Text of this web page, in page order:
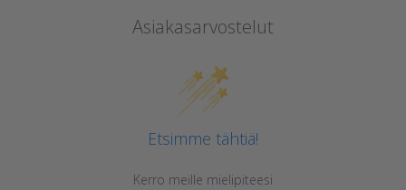
Asiakasarvostelut
Etsimme tähtiä!
Kerro meille mielipiteesi